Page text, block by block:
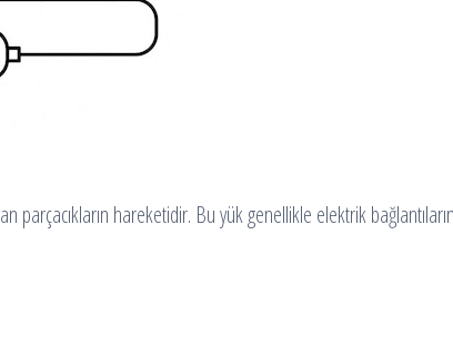
parçacıkların hareketidir. Bu yük genellikle elektrik